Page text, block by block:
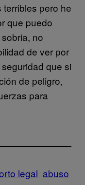
pero he
que puedo
no
de ver por
que si
de peligro,
para
legal abuso